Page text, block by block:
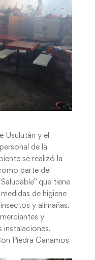
Usulután y el
de la
se realizó la
parte del
que tiene
de higiene
y alimañas.
y
instalaciones.
Piedra Ganamos